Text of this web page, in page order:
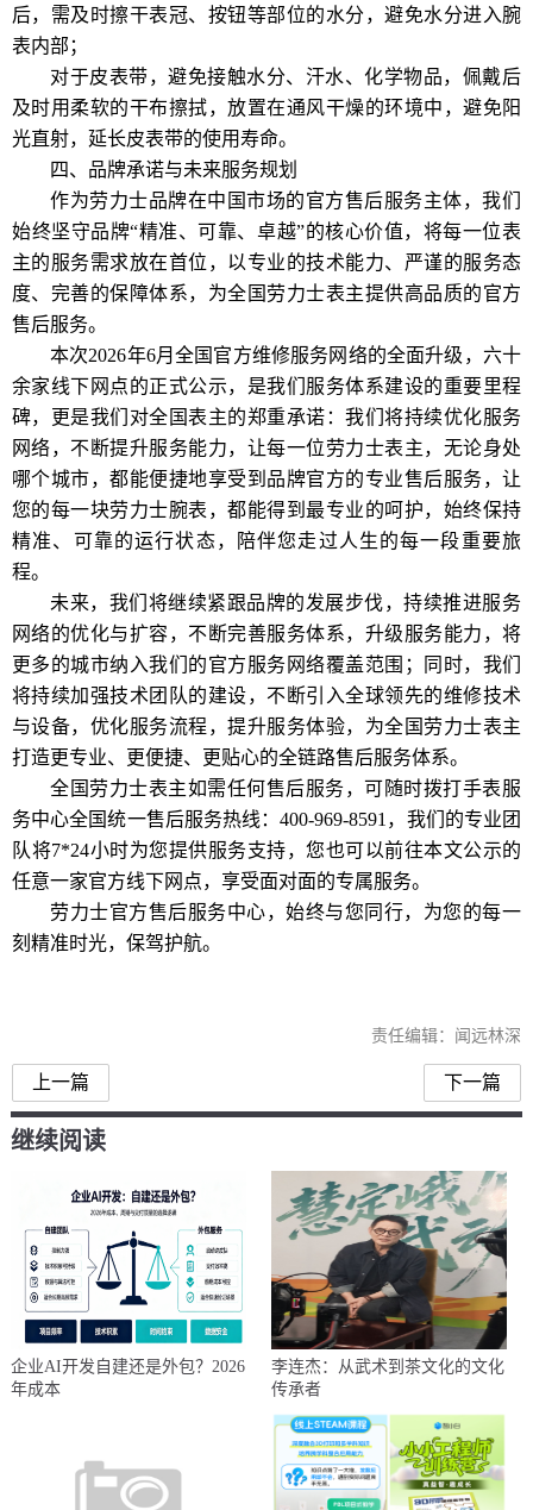
后，需及时擦干表冠、按钮等部位的水分，避免水分进入腕
表内部；
对于皮表带，避免接触水分、汗水、化学物品，佩戴后
及时用柔软的干布擦拭，放置在通风干燥的环境中，避免阳
光直射，延长皮表带的使用寿命。
四、品牌承诺与未来服务规划
作为劳力士品牌在中国市场的官方售后服务主体，我们
始终坚守品牌“精准、可靠、卓越”的核心价值，将每一位表
主的服务需求放在首位，以专业的技术能力、严谨的服务态
度、完善的保障体系，为全国劳力士表主提供高品质的官方
售后服务。
本次2026年6月全国官方维修服务网络的全面升级，六十
余家线下网点的正式公示，是我们服务体系建设的重要里程
碑，更是我们对全国表主的郑重承诺：我们将持续优化服务
网络，不断提升服务能力，让每一位劳力士表主，无论身处
哪个城市，都能便捷地享受到品牌官方的专业售后服务，让
您的每一块劳力士腕表，都能得到最专业的呵护，始终保持
精准、可靠的运行状态，陪伴您走过人生的每一段重要旅
程。
未来，我们将继续紧跟品牌的发展步伐，持续推进服务
网络的优化与扩容，不断完善服务体系，升级服务能力，将
更多的城市纳入我们的官方服务网络覆盖范围；同时，我们
将持续加强技术团队的建设，不断引入全球领先的维修技术
与设备，优化服务流程，提升服务体验，为全国劳力士表主
打造更专业、更便捷、更贴心的全链路售后服务体系。
全国劳力士表主如需任何售后服务，可随时拨打手表服
务中心全国统一售后服务热线：400-969-8591，我们的专业团
队将7*24小时为您提供服务支持，您也可以前往本文公示的
任意一家官方线下网点，享受面对面的专属服务。
劳力士官方售后服务中心，始终与您同行，为您的每一
刻精准时光，保驾护航。
责任编辑：闻远林深
上一篇 下一篇
继续阅读
企业AI开发自建还是外包？2026
年成本
李连杰：从武术到茶文化的文化
传承者